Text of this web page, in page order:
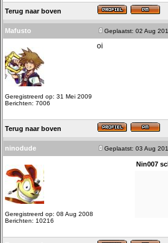
Terug naar boven
Mafusto Geplaatst: 02 Aug
Geregistreerd op: 31 Mei 2009
Berichten: 7006
oi
Terug naar boven
ninodude Geplaatst: 03 Aug
Geregistreerd op: 08 Aug 2008
Berichten: 10216
Nin007